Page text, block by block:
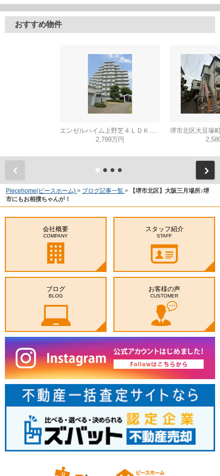
おすすめ物件
2,799万円
Piecehome(ピースホーム) > ブログ記事一覧 >
【堺市北区】大阪三月場所♪堺
市にもお相撲ちゃんが！
会社概要
COMPANY
スタッフ紹介
STAFF
ブログ
BLOG
お客様の声
CUSTOMER